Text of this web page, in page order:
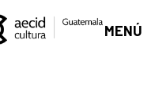
MENÚ